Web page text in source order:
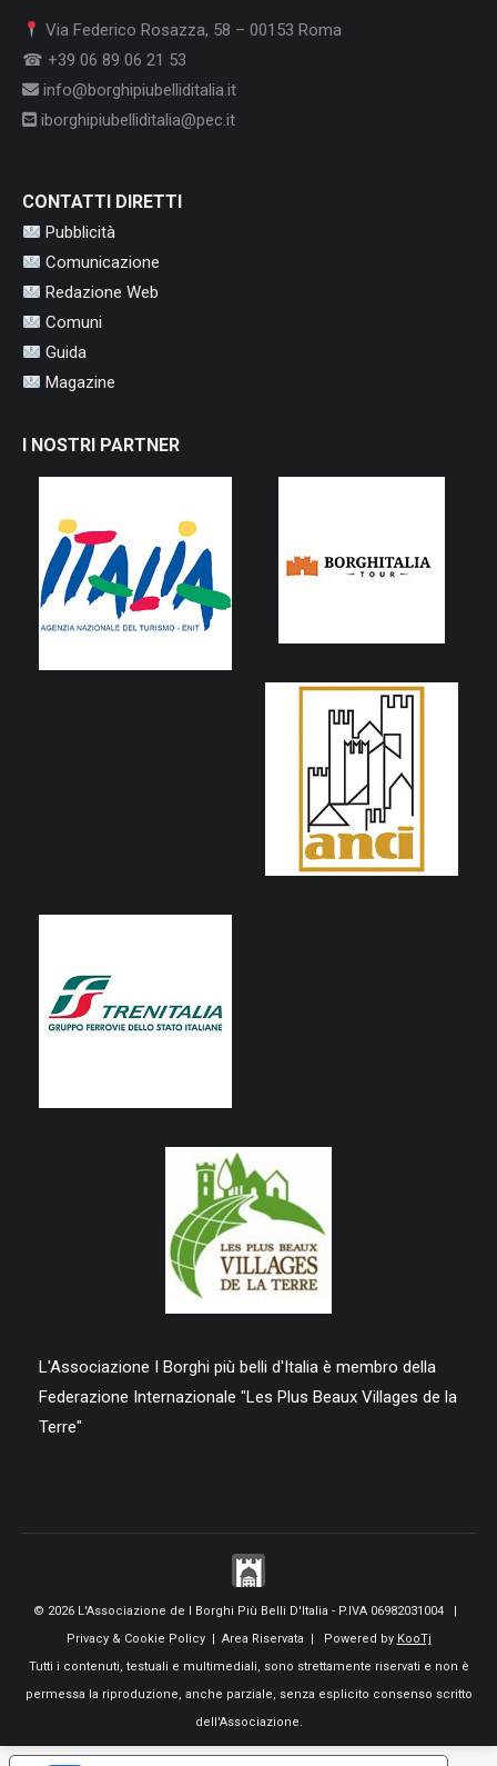
Via Federico Rosazza, 58 – 00153 Roma
☎ +39 06 89 06 21 53
info@borghipiubelliditalia.it
iborghipiubelliditalia@pec.it
CONTATTI DIRETTI
Pubblicità
Comunicazione
Redazione Web
Comuni
Guida
Magazine
I NOSTRI PARTNER
L'Associazione I Borghi più belli d'Italia è membro della
Federazione Internazionale "Les Plus Beaux Villages de la
Terre"
© 2026 L'Associazione de I Borghi Più Belli D'Italia - P.IVA 06982031004 |
Privacy & Cookie Policy| Area Riservata | Powered by KooTj
Tutti i contenuti, testuali e multimediali, sono strettamente riservati e non è
permessa la riproduzione, anche parziale, senza esplicito consenso scritto
dell'Associazione.